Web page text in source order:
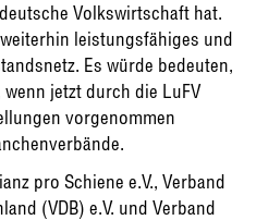
Volkswirtschaft hat.
leistungsfähiges und
Es würde bedeuten,
jetzt durch die LuFV
vorgenommen
pro Schiene e.V., Verband
(VDB) e.V. und Verband